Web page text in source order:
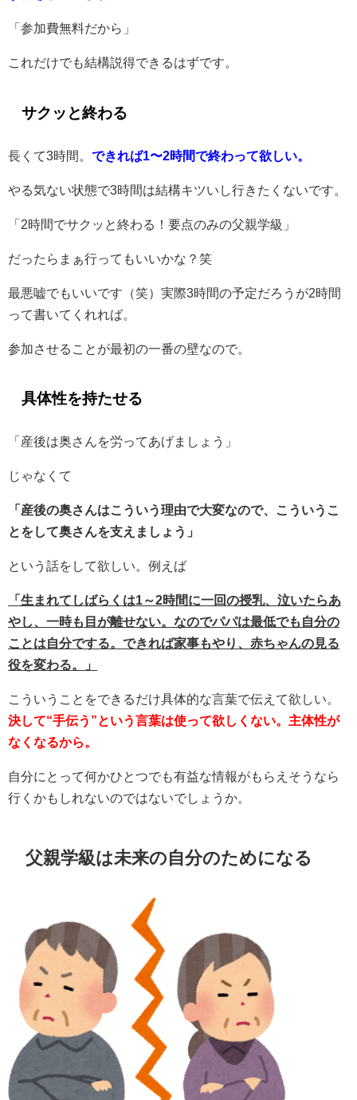
「参加費無料だから」
これだけでも結構説得できるはずです。
サクッと終わる
長くて3時間。 できれば1〜2時間で終わって欲しい。
やる気ない状態で3時間は結構キツいし行きたくないです。
「2時間でサクッと終わる！要点のみの父親学級」
だったらまぁ行ってもいいかな？笑
最悪嘘でもいいです（笑）実際3時間の予定だろうが2時間
って書いてくれれば。
参加させることが最初の一番の壁なので。
具体性を持たせる
「産後は奥さんを労ってあげましょう」
じゃなくて
「産後の奥さんはこういう理由で大変なので、こういうこ
とをして奥さんを支えましょう」
という話をして欲しい。例えば
「生まれてしばらくは1～2時間に一回の授乳、泣いたらあ
やし、一時も目が離せない。なのでパパは最低でも自分の
ことは自分でする。できれば家事もやり、赤ちゃんの見る
役を変わる。」
こういうことをできるだけ具体的な言葉で伝えて欲しい。
決して“手伝う”という言葉は使って欲しくない。主体性が
なくなるから。
自分にとって何かひとつでも有益な情報がもらえそうなら
行くかもしれないのではないでしょうか。
父親学級は未来の自分のためになる